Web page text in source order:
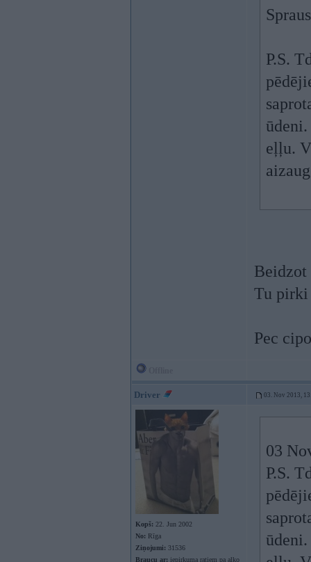
P.S.
eļļu.
Tu pirki
Pec
Driver 03. Nov 2013,
Kopš: 22. Jun 2002
No: Rīga
Ziņojumi: 31536
Braucu ar: iepirkuma ratiem pa alko
03
P.S.